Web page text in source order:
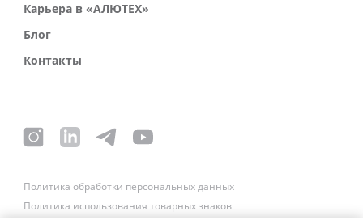
Карьера в «АЛЮТЕХ»
Блог
Контакты
Политика обработки персональных данных
Политика использования товарных знаков